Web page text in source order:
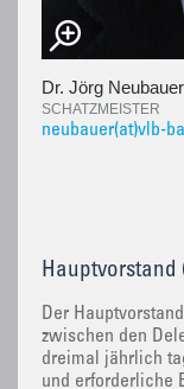
Dr. Jörg Neubauer
SCHATZMEISTER
neubauer(at)vlb-
Hauptvorstand
Der
zwischen den
dreimal jährlich
und erforderliche